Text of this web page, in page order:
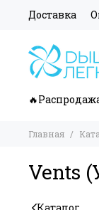
Доставка
Главная
Vents